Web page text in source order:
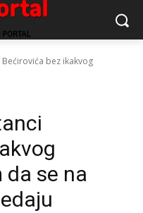
bez ikakvog
se na